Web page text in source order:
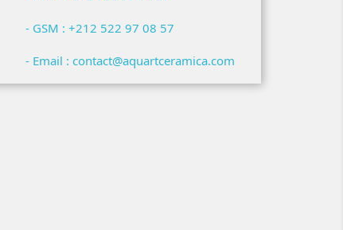
- GSM : +212 522 97 08 57
- Email : contact@aquartceramica.com